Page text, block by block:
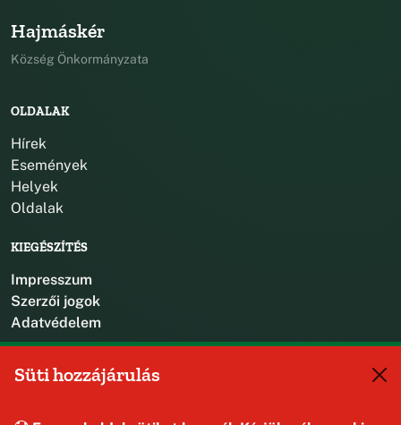
Hajmáskér
Község Önkormányzata
OLDALAK
Hírek
Események
Helyek
Oldalak
KIEGÉSZÍTÉS
Impresszum
Szerzői jogok
Adatvédelem
Süti hozzájárulás